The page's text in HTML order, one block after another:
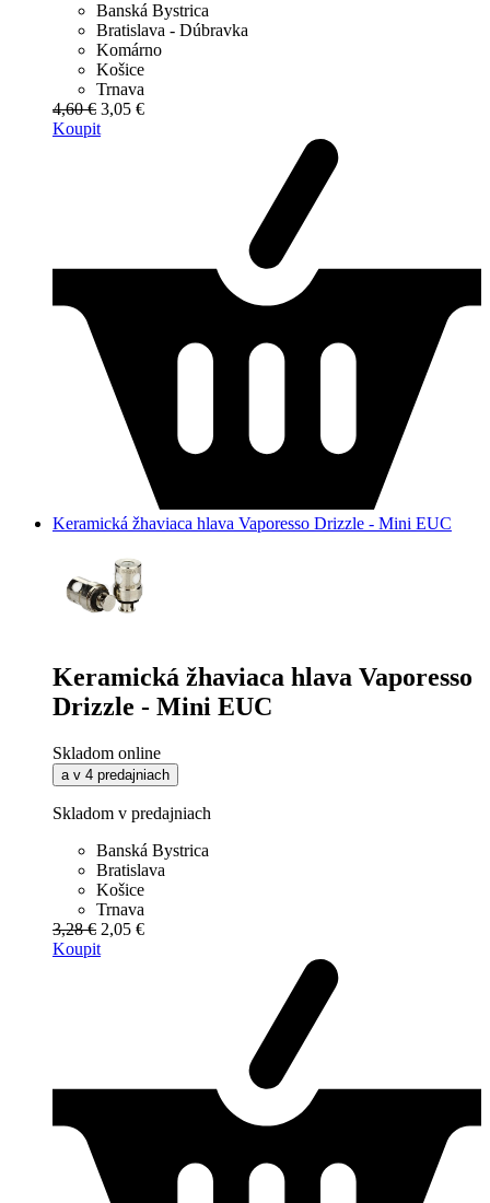
Banská Bystrica
Bratislava - Dúbravka
Komárno
Košice
Trnava
4,60 € 3,05 €
Koupit
Keramická žhaviaca hlava Vaporesso Drizzle - Mini EUC
Keramická žhaviaca hlava Vaporesso
Drizzle - Mini EUC
Skladom online
a v 4 predajniach
Skladom v predajniach
Banská Bystrica
Bratislava
Košice
Trnava
3,28 € 2,05 €
Koupit